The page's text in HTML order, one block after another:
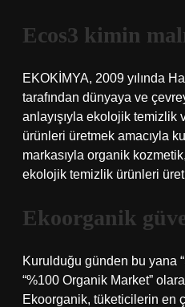
Ecos3 kimin
EKOKİMYA, 2009 yılında
tarafından dünyaya ve
anlayışıyla ekolojik temizlik
ürünleri üretmek amacıyla
markasıyla organik
ekolojik temizlik ürünleri
Ekoorganik
Kurulduğu günden bu yana
“%100 Organik Market”
Ekoorganik, tüketicilerin en